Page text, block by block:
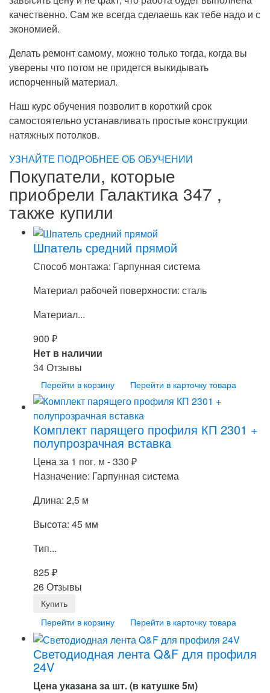
качественно. Сам же всегда сделаешь как тебе надо и с
экономией.
Делать ремонт самому, можно только тогда, когда вы
уверены что потом не придется выкидывать
испорченный материал.
Наш курс обучения позволит в короткий срок
самостоятельно устанавливать простые конструкции
натяжных потолков.
УЗНАЙТЕ ПОДРОБНЕЕ ОБ ОБУЧЕНИИ
Покупатели, которые
приобрели Галактика 347 ,
также купили
Шпатель средний прямой
Способ монтажа: Гарпунная система
Материал рабочей поверхности: сталь
Материал...
900 ₽
Нет в наличии
34 Отзывы
Перейти в корзину Перейти в карточку товара
Комплект парящего профиля КП 2301 +
полупрозрачная вставка
Цена за 1 пог. м -330 ₽
Назначение: Гарпунная система
Длина: 2,5 м
Высота: 45 мм
Тип...
825₽
26 Отзывы
Перейти в корзину Перейти в карточку товара
Светодиодная лента Q&F для профиля
24V
Цена указана за шт. (в катушке 5м)